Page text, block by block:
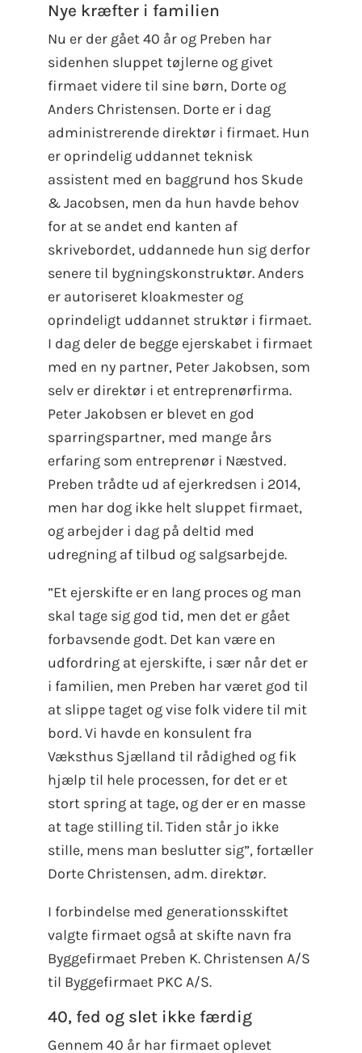
Nye kræfter i familien
Nu er der gået 40 år og Preben har
sidenhen sluppet tøjlerne og givet
firmaet videre til sine børn, Dorte og
Anders Christensen. Dorte er i dag
administrerende direktør i firmaet. Hun
er oprindelig uddannet teknisk
assistent med en baggrund hos Skude
& Jacobsen, men da hun havde behov
for at se andet end kanten af
skrivebordet, uddannede hun sig derfor
senere til bygningskonstruktør. Anders
er autoriseret kloakmester og
oprindeligt uddannet struktør i firmaet.
I dag deler de begge ejerskabet i firmaet
med en ny partner, Peter Jakobsen, som
selv er direktør i et entreprenørfirma.
Peter Jakobsen er blevet en god
sparringspartner, med mange års
erfaring som entreprenør i Næstved.
Preben trådte ud af ejerkredsen i 2014,
men har dog ikke helt sluppet firmaet,
og arbejder i dag på deltid med
udregning af tilbud og salgsarbejde.
”Et ejerskifte er en lang proces og man
skal tage sig god tid, men det er gået
forbavsende godt. Det kan være en
udfordring at ejerskifte, i sær når det er
i familien, men Preben har været god til
at slippe taget og vise folk videre til mit
bord. Vi havde en konsulent fra
Væksthus Sjælland til rådighed og fik
hjælp til hele processen, for det er et
stort spring at tage, og der er en masse
at tage stilling til. Tiden står jo ikke
stille, mens man beslutter sig”, fortæller
Dorte Christensen, adm. direktør.
I forbindelse med generationsskiftet
valgte firmaet også at skifte navn fra
Byggefirmaet Preben K. Christensen A/S
til Byggefirmaet PKC A/S.
40, fed og slet ikke færdig
Gennem 40 år har firmaet oplevet